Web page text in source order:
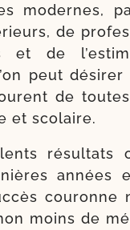
modernes,
de
et de
peut
de
et scolaire.
résul­tats
années
cou­ronne
moins de